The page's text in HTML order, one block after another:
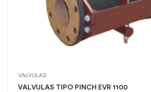
VALVULAS
VALVULAS TIPO PINCH EVR 1100